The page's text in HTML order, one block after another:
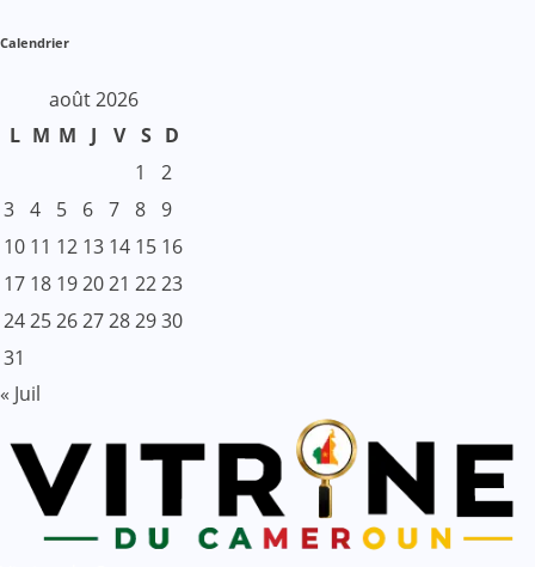
Calendrier
août 2026
L M M J V S D
1
2
3 4 5 6 7 8 9
10 11 12 13 14 15 16
17 18 192021 2223
24252627282930
31
« Juil